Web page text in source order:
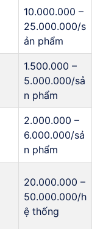
10.000.000 –
25.000.000/s
ản phẩm
1.500.000 –
5.000.000/sả
n phẩm
2.000.000 –
6.000.000/sả
n phẩm
20.000.000 –
50.000.000/h
ệ thống